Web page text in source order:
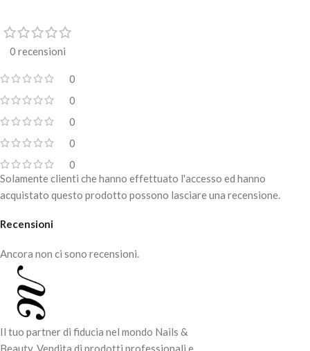
0 recensioni
0
0
0
0
0
Recensioni
Ancora non ci sono recensioni.
Solamente clienti che hanno effettuato l'accesso ed hanno
acquistato questo prodotto possono lasciare una recensione.
Il tuo partner di fiducia nel mondo Nails &
Beauty. Vendita di prodotti professionali e